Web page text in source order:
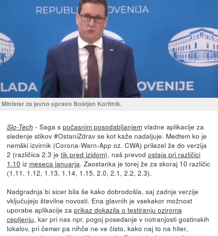
Minister za javno upravo Boštjan Koritnik.
Slo-Tech - Saga s počasnim posodabljanjemvladne aplikacije za
sledenje stikov #OstaniZdrav se kot kaže nadaljuje. Medtem ko je
nemški izvirnik (Corona-Warn-App oz. CWA) prilezel že do verzija
2 (različica 2.3 je tik pred izidom), naš prevod ostaja pri različici
1.10 iz meseca januarja. Zaostanka je torej že za skoraj 10 različic
(1.11, 1.12, 1.13, 1.14, 1.15, 2.0, 2.1, 2.2, 2.3).
Nadgradnja bi sicer bila še kako dobrodošla, saj zadnje verzije
vključujejo številne novosti. Ena glavnih je vsekakor možnost
uporabe aplikacije za prikaz dokazila o testiranju oziroma
cepljenju, kar pri nas npr. pogoj posedanje v notranjosti gostinskih
lokalov, pri čemer pa nihče ne ve čisto, kako naj to na hiter,